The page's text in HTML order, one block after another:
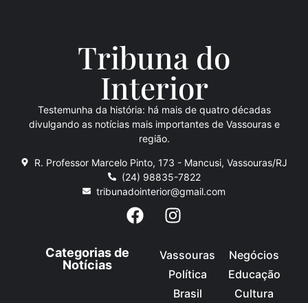
Tribuna do
Interior
Testemunha da história: há mais de quatro décadas
divulgando as notícias mais importantes de Vassouras e
região.
R. Professor Marcelo Pinto, 173 - Mancusi, Vassouras/RJ
(24) 98835-7822
tribunadointerior@gmail.com
Categorias de
Notícias
Vassouras
Política
Brasil
Negócios
Educação
Cultura